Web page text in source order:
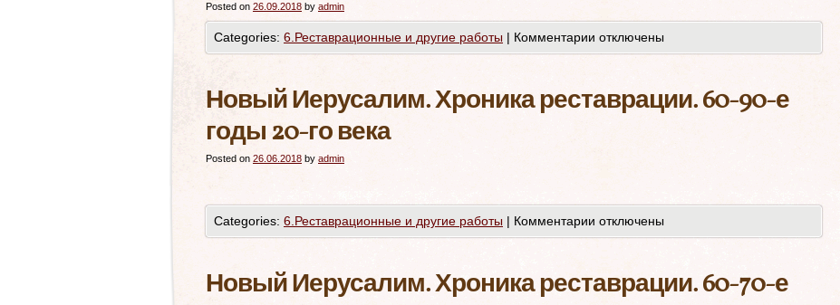
Posted on 26.09.2018 by admin
Categories: 6.Реставрационные и другие работы | Комментарии отключены
Новый Иерусалим. Хроника реставрации. 60-90-е
годы 20-го века
Posted on 26.06.2018 by admin
Categories: 6.Реставрационные и другие работы | Комментарии отключены
Новый Иерусалим. Хроника реставрации. 60-70-е